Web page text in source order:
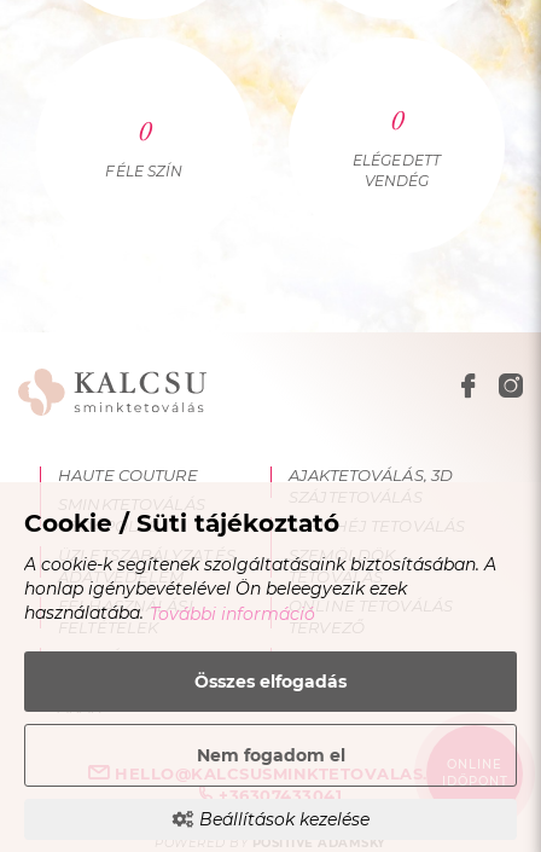
ONLINE
IDŐPONT
0
FÉLE SZÍN
0
ELÉGEDETT
VENDÉG
HAUTE COUTURE
SMINKTETOVÁLÁS
UTÓÁPOLÁS
ÜZLETSZABÁLYZAT ÉS
ADATVÉDELEM
FELHASZNÁLÁSI
FELTÉTELEK
OKTATÁS
SMINKTETOVÁLÁS
ÁRAK
AJAKTETOVÁLÁS, 3D
SZÁJTETOVÁLÁS
SZEMHÉJ TETOVÁLÁS
SZEMÖLDÖK
TETOVÁLÁS
ONLINE TETOVÁLÁS
TERVEZŐ
BLOG
HELLO@KALCSUSMINKTETOVALAS.HU
+36307433041
COPYRIGHT © 2023 - 2026 KALCSU SMINKTETOVÁLÁS |
POSITIVE ADAMSKY
Cookie / Süti tájékoztató
A cookie-k segítenek szolgáltatásaink biztosításában. A
honlap igénybevételével Ön beleegyezik ezek
használatába. További információ
Összes elfogadás
Nem fogadom el
Beállítások kezelése